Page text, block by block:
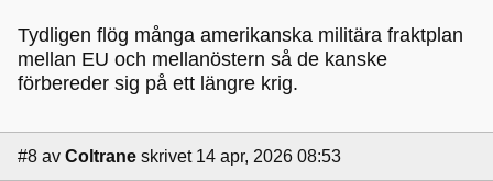
Tydligen flög många amerikanska militära fraktplan
mellan EU och mellanöstern så de kanske
förbereder sig på ett längre krig.
#8 av Coltrane skrivet 14 apr, 2026 08:53